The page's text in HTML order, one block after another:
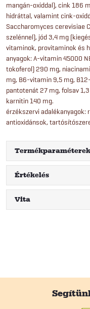
mangán-oxiddal), cink 186
hidráttal, valamint cink-
Saccharomyces cerevisiae
szelénnel), jód 3,4 mg
vitaminok, provitaminok és
anyagok: A-vitamin 45000
tokoferol) 290 mg,
mg, B6-vitamin 9,5 mg,
pantotenát 27 mg, folsav
karnitin 140 mg.
érzékszervi
antioxidánsok,
Termékparaméterek
Értékelés
Vita